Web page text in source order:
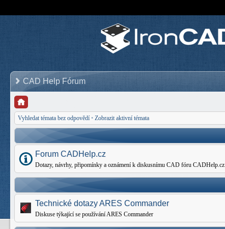
CAD Help Fórum
Vyhledat témata bez odpovědí • Zobrazit aktivní témata
Forum CADHelp.cz
Dotazy, návrhy, připomínky a oznámení k diskusnímu CAD fóru CADHelp.cz
Technické dotazy ARES Commander
Diskuse týkající se používání ARES Commander